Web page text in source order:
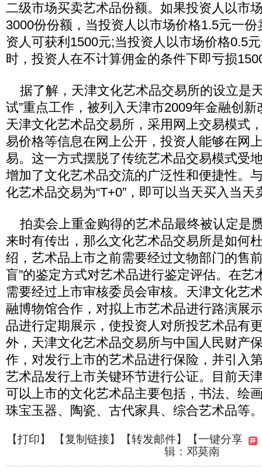
二级市场买卖艺术品份额。如果投资人以市
3000份份额，当投资人以市场价格1.5元一
资人可获利1500元;当投资人以市场价格0.5
时，投资人在不计算佣金的条件下即亏损
据了解，天津文化艺术品交易所的设立是
试”重点工作，被列入天津市2009年金融创
天津文化艺术品交易所，采用网上交易模式
易价格等信息在网上公开，投资人能够在网
易。这一方式摆脱了传统艺术品交易模式受
增加了文化艺术品交流的广泛性和便捷性。
化艺术品交易为“T+0”，即可以当天买入当天
拍卖会上重金购得的艺术品最终被认定是
来时有传出，那么文化艺术品交易所是如何
绍，艺术品上市之前需要经过文物部门的售
盲”的鉴定方式对艺术品进行鉴定评估。在艺
需要经过上市审核委员会审核。天津文化艺
融博物馆合作，对拟上市艺术品进行路演展
品进行定期展示，使投资人对所投艺术品有
外，天津文化艺术品交易所与中国人民财产
作，对发行上市的艺术品进行保险，并引入
艺术品发行上市关键环节进行公证。目前天
可以上市的文化艺术品主要包括，书法、绘
珠宝玉器、陶瓷、古代家具、综合艺术品等
【打印】 【复制链接】【转发邮件】
【一键分享
辑：邓莫南